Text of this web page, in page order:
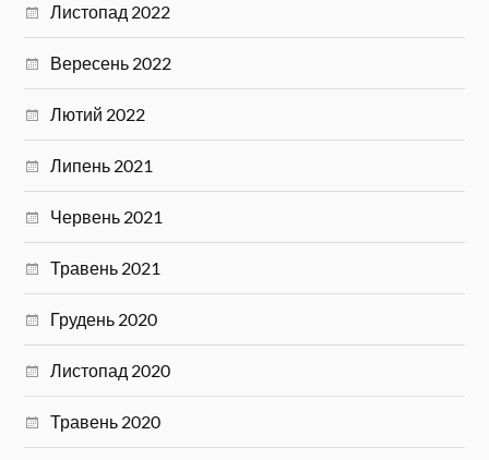
Листопад 2022
Вересень 2022
Лютий 2022
Липень 2021
Червень 2021
Травень 2021
Грудень 2020
Листопад 2020
Травень 2020